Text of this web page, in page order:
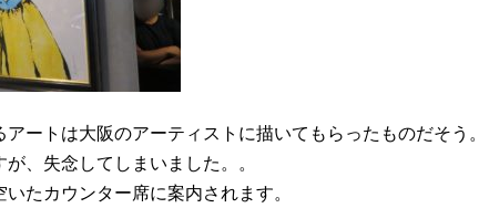
アートは大阪のアーティストに描いてもらったものだそう。
、失念してしまいました。。
たカウンター席に案内されます。